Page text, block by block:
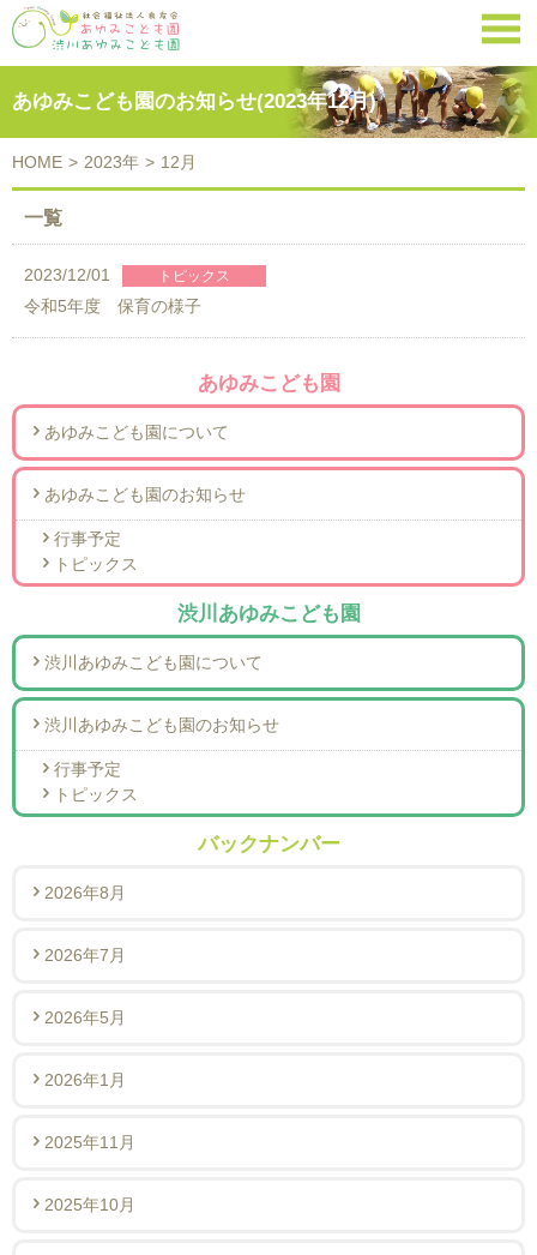

あゆみこども園のお知らせ(2023年12月)
HOME > 2023年 > 12月
一覧
2023/12/01
令和5年度 保育の様子
あゆみこども園
あゆみこども園について
あゆみこども園のお知らせ
行事予定
トピックス
渋川あゆみこども園
渋川あゆみこども園について
渋川あゆみこども園のお知らせ
行事予定
トピックス
バックナンバー
2026年8月
2026年7月
2026年5月
2026年1月
2025年11月
2025年10月